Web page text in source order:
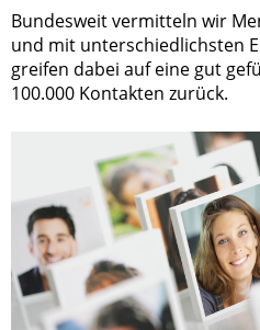
Bundesweit vermitteln wir
und mit unterschiedlichsten
greifen dabei auf eine gut
100.000 Kontakten zurück.